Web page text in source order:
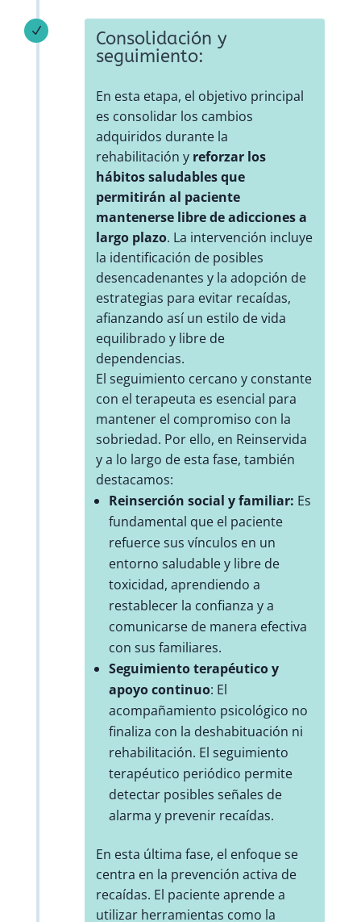
N
Consolidación y
seguimiento:
En esta etapa, el objetivo principal
es consolidar los cambios
adquiridos durante la
rehabilitación y reforzar los
hábitos saludables que
permitirán al paciente
mantenerse libre de adicciones a
largo plazo. La intervención incluye
la identificación de posibles
desencadenantes y la adopción de
estrategias para evitar recaídas,
afianzando así un estilo de vida
equilibrado y libre de
dependencias.
El seguimiento cercano y constante
con el terapeuta es esencial para
mantener el compromiso con la
sobriedad. Por ello, en Reinservida
y a lo largo de esta fase, también
destacamos:
Reinserción social y familiar: Es
fundamental que el paciente
refuerce sus vínculos en un
entorno saludable y libre de
toxicidad, aprendiendo a
restablecer la confianza y a
comunicarse de manera efectiva
con sus familiares.
Seguimiento terapéutico y
apoyo continuo: El
acompañamiento psicológico no
finaliza con la deshabituación ni
rehabilitación. El seguimiento
terapéutico periódico permite
detectar posibles señales de
alarma y prevenir recaídas.
En esta última fase, el enfoque se
centra en la prevención activa de
recaídas. El paciente aprende a
utilizar herramientas como la